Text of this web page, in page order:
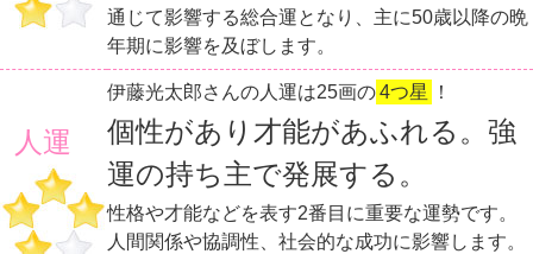
通じて影響する総合運となり、主に50歳以降の晩
年期に影響を及ぼします。
人運
伊藤光太郎さんの人運は25画の4つ星 ！
個性があり才能があふれる。強
運の持ち主で発展する。
性格や才能などを表す2番目に重要な運勢です。
人間関係や協調性、社会的な成功に影響します。